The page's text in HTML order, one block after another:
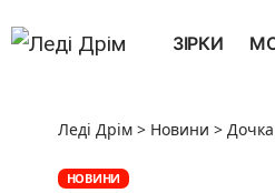
ЗІРКИ
Леді Дрім > Новини > Дочка
НОВИНИ